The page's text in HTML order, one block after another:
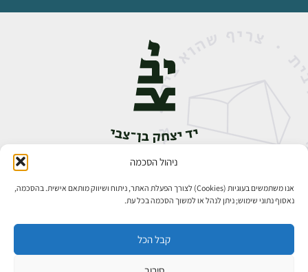
ניהול הסכמה
אנו משתמשים בעוגיות (Cookies) לצורך הפעלת האתר, ניתוח ושיווק מותאם אישית. בהסכמה,
נאסוף נתוני שימוש; ניתן לנהל או למשוך הסכמה בכל עת.
קבל הכל
אבן גבירול 14, רחביה, ירושלים